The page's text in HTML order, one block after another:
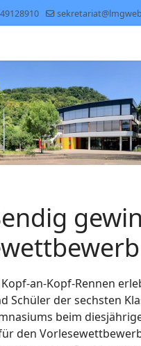
an-Kopf-Rennen
Schüler der sechsten
beim
den